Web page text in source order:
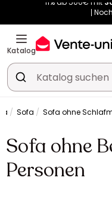
Kauf-unique wird zu
-11% ab 500€ mit
Katalog
Sofa Sofa ohne
Sofa ohne
Personen